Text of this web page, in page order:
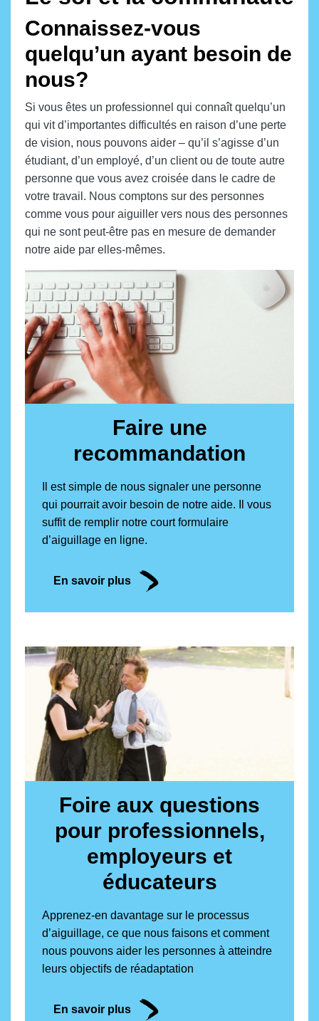
Connaissez-vous
quelqu’un ayant besoin de
nous?
Si vous êtes un professionnel qui connaît quelqu’un
qui vit d’importantes difficultés en raison d’une perte
de vision, nous pouvons aider – qu’il s’agisse d’un
étudiant, d’un employé, d’un client ou de toute autre
personne que vous avez croisée dans le cadre de
votre travail. Nous comptons sur des personnes
comme vous pour aiguiller vers nous des personnes
qui ne sont peut-être pas en mesure de demander
notre aide par elles-mêmes.
Faire une
recommandation
Il est simple de nous signaler une personne
qui pourrait avoir besoin de notre aide. Il vous
suffit de remplir notre court formulaire
d’aiguillage en ligne.
En savoir plus
Foire aux questions
pour professionnels,
employeurs et
éducateurs
Apprenez-en davantage sur le processus
d’aiguillage, ce que nous faisons et comment
nous pouvons aider les personnes à atteindre
leurs objectifs de réadaptation
En savoir plus